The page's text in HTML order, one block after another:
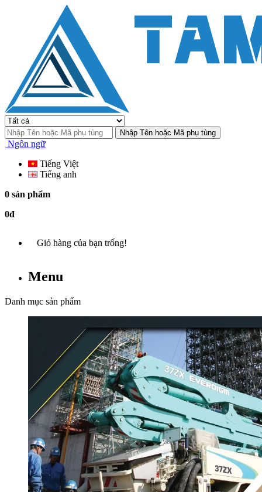
Nhập Tên hoặc Mã phụ tùng
Ngôn ngữ
Tiếng Việt
Tiếng anh
0 sản phẩm
0đ
Giỏ hàng của bạn trống!
Menu
Danh mục sản phẩm